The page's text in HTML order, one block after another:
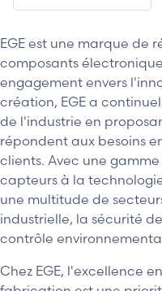
EGE est une marque de
composants
engagement envers
création, EGE a
de l'industrie en
répondent aux besoins
clients. Avec une
capteurs à la
une multitude de
industrielle, la sécurité
contrôle
Chez EGE, l'excellence